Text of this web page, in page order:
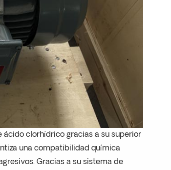
clorhídrico gracias a su superior
una compatibilidad química
Gracias a su sistema de